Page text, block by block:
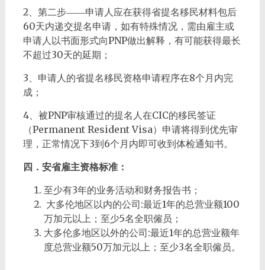
2、第二步――申请人应在获得省提名移民材料包后
60天内递交提名申请，如有特殊情况，需由雇主或
申请人以书面形式向PNP做出解释，有可能获得最长
不超过30天的延期；
3、申请人的省提名移民资格申请程序在8个月内完
成；
4、被PNP审核通过的提名人在CIC的移民签证
（Permanent Resident Visa）申请将得到优先审
理，正常情况下3到6个月内即可收到体检通知书。
四．安省雇主资格标准：
至少有3年的业务活动和财务报告书；
大多伦地区以内的公司:最近1年的总营业额100
万加元以上；至少5名全职僱员；
大多伦多地区以外的公司:最近1年的总营业额年
度总营业额50万加元以上；至少3名全职僱员。